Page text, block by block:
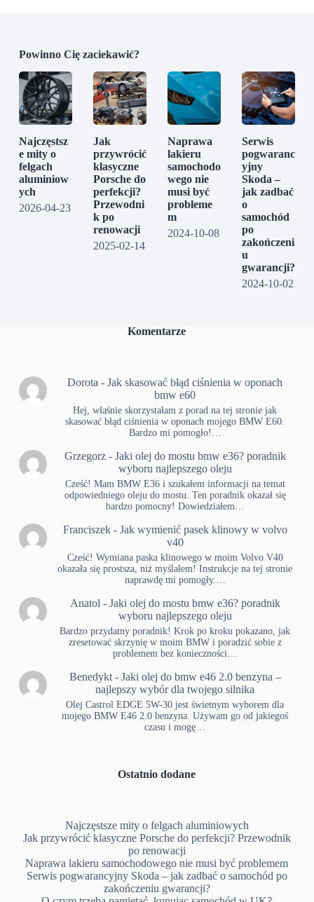
Powinno Cię zaciekawić?
Najczęstsz
e mity o
felgach
aluminiow
ych
2026-04-23
Jak
przywrócić
klasyczne
Porsche do
perfekcji?
Przewodni
k po
renowacji
2025-02-14
Naprawa
lakieru
samochodo
wego nie
musi być
probleme
m
2024-10-08
Serwis
pogwaranc
yjny
Skoda –
jak zadbać
o
samochód
po
zakończeni
u
gwarancji?
2024-10-02
Komentarze
Dorota -Jak skasować błąd ciśnienia w oponach
bmw e60
Hej, właśnie skorzystałam z porad na tej stronie jak
skasować błąd ciśnienia w oponach mojego BMW E60.
Bardzo mi pomogło!…
Grzegorz- Jaki olej do mostu bmw e36? poradnik
wyboru najlepszego oleju
Cześć! Mam BMW E36 i szukałem informacji na temat
odpowiedniego oleju do mostu. Ten poradnik okazał się
bardzo pomocny! Dowiedziałem…
Franciszek- Jak wymienić pasek klinowy w volvo
v40
Cześć! Wymiana paska klinowego w moim Volvo V40
okazała się prostsza, niż myślałem! Instrukcje na tej stronie
naprawdę mi pomogły.…
Anatol - Jaki olej do mostu bmw e36? poradnik
wyboru najlepszego oleju
Bardzo przydatny poradnik! Krok po kroku pokazano, jak
zresetować skrzynię w moim BMW i poradzić sobie z
problemem bez konieczności…
Benedykt- Jaki olej do bmw e46 2.0 benzyna –
najlepszy wybór dla twojego silnika
Olej Castrol EDGE 5W-30 jest świetnym wyborem dla
mojego BMW E46 2.0 benzyna. Używam go od jakiegoś
czasu i mogę…
Ostatnio dodane
Najczęstsze mity o felgach aluminiowych
Jak przywrócić klasyczne Porsche do perfekcji? Przewodnik
po renowacji
Naprawa lakieru samochodowego nie musi być problemem
Serwis pogwarancyjny Skoda – jak zadbać o samochód po
zakończeniu gwarancji?